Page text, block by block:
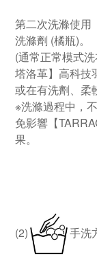
第二次洗滌使用
洗滌劑 (橘瓶)。
(通常正常模式
塔洛革】高科技
或在有洗劑、柔
※洗滌過程中，
免影響【
果。
(2) 手洗